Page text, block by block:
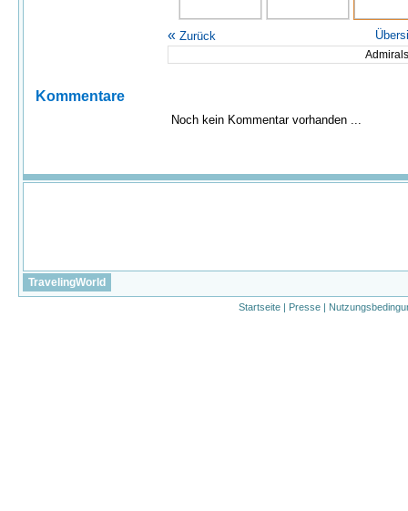
« Zurück
Kommentare
Noch kein Kommentar vorhanden ...
TravelingWorld
Startseite | Presse |